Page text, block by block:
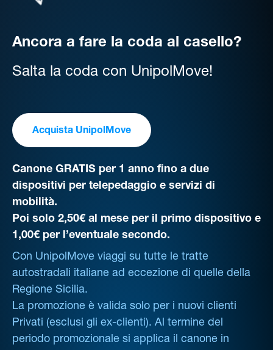
Ancora a fare la coda al casello?
Salta la coda con UnipolMove!
Acquista UnipolMove
Canone GRATIS per 1 anno fino a due
dispositivi per telepedaggio e servizi di
mobilità.
Poi solo 2,50€ al mese per il primo dispositivo e
1,00€ per l’eventuale secondo.
Con UnipolMove viaggi su tutte le tratte
autostradali italiane ad eccezione di quelle della
Regione Sicilia.
La promozione è valida solo per i nuovi clienti
Privati (esclusi gli ex-clienti). Al termine del
periodo promozionale si applica il canone in